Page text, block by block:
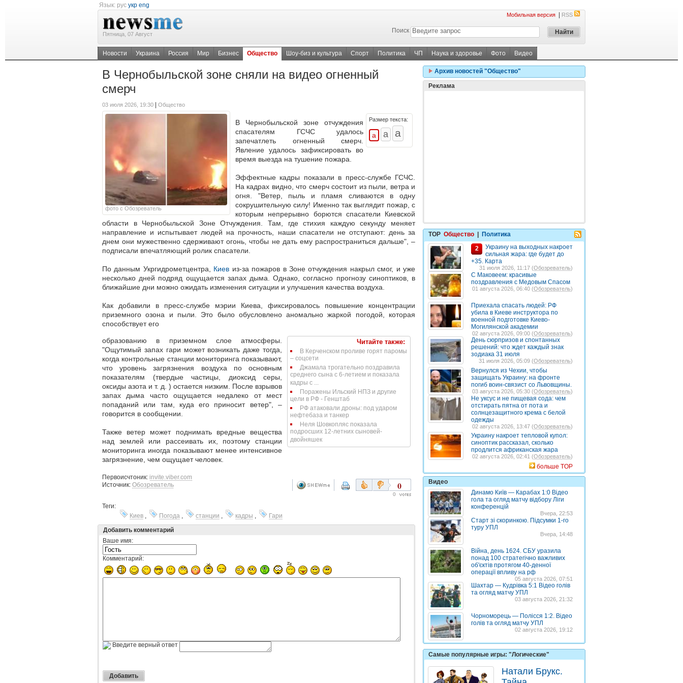
Язык: рус укр eng
Пятница, 07 Август
Мобильная версия RSS
Поиск
Новости Украина Россия Мир Бизнес Общество Шоу-биз и культура Спорт Политика ЧП Наука и здоровье Фото Видео
В Чернобыльской зоне сняли на видео огненный
смерч
03 июля 2026, 19:30 Общество
фото с Обозреватель
Размер текста:
В Чернобыльской зоне отчуждения
спасателям ГСЧС удалось
запечатлеть огненный смерч.
Явление удалось зафиксировать во
время выезда на тушение пожара.
Эффектные кадры показали в пресс-службе ГСЧС.
На кадрах видно, что смерч состоит из пыли, ветра и
огня. "Ветер, пыль и пламя сливаются в одну
сокрушительную силу! Именно так выглядит пожар, с
которым непрерывно борются спасатели Киевской
области в Чернобыльской Зоне Отчуждения. Там, где стихия каждую секунду меняет
направление и испытывает людей на прочность, наши спасатели не отступают: день за
днем они мужественно сдерживают огонь, чтобы не дать ему распространиться дальше", –
подписали впечатляющий ролик спасатели.
По данным Укргидрометцентра, Киев из-за пожаров в Зоне отчуждения накрыл смог, и уже
несколько дней подряд ощущается запах дыма. Однако, согласно прогнозу синоптиков, в
ближайшие дни можно ожидать изменения ситуации и улучшения качества воздуха.
Как добавили в пресс-службе мэрии Киева, фиксировалось повышение концентрации
приземного озона и пыли. Это было обусловлено аномальножаркой погодой, которая
способствует его
Читайте также:
В Керченском проливе горят паромы
– соцсети
Джамала трогательно поздравила
среднего сына с 6-летием и показала
кадры с ...
Поражены Ильский НПЗ и другие
цели в РФ - Генштаб
РФ атаковали дроны: под ударом
нефтебаза и танкер
Неля Шовкопляс показала
подросших 12-летних сыновей-
двойняшек
образованию в приземном слое атмосферы.
"Ощутимый запах гари может возникать даже тогда,
когда контрольные станции мониторинга показывают,
что уровень загрязнения воздуха по основным
показателям (твердые частицы, диоксид серы,
оксиды азота и т. д. ) остается низким. После взрывов
запах дыма часто ощущается недалеко от мест
попаданий или там, куда его приносит ветер", –
говорится в сообщении.
Также ветер может поднимать вредные вещества
над землей или рассеивать их, поэтомустанции
мониторинга иногда показывают менее интенсивное
загрязнение , чем ощущает человек.
Первоисчтоник: invite.viber.com
Источник: Обозреватель 0
0
Теги:
Киев , Погода , станции , кадры ,
Гари
Добавить комментарий
Ваше имя:
Комментарий:
Введите верный ответ
Архив новостей "Общество"
Реклама
TOP Общество
Политика
2
Украину на выходных накроет
сильная жара: где будет до
+35. Карта
31 июля 2026, 11:17 (Обозреватель)
С Маковеем: красивые
поздравления с Медовым Спасом
01 августа 2026, 06:40 (Обозреватель)
Приехала спасать людей: РФ
убила в Киеве инструктора по
военной подготовке Киево-
Могилянской академии
02 августа 2026, 09:00 (Обозреватель)
День сюрпризов и спонтанных
решений: что ждет каждый знак
зодиака 31 июля
31 июля 2026, 05:09 (Обозреватель)
Вернулся из Чехии, чтобы
защищать Украину: на фронте
погиб воин-связист со Львовщины.
03 августа 2026, 05:30 (Обозреватель)
Не уксус и не пищевая сода: чем
отстирать пятна от пота и
солнцезащитного крема с белой
одежды
02 августа 2026, 13:47 (Обозреватель)
Украину накроет тепловой купол:
синоптик рассказал, сколько
продлится африканская жара
02 августа 2026, 02:41 (Обозреватель)
больше TOP
Видео
Динамо Київ — Карабах 1:0 Відео
гола та огляд матчу відбору Ліги
конференцій
Вчера, 22:53
Старт зі скоринкою. Підсумки 1-го
туру УПЛ
Вчера, 14:48
Війна, день 1624. СБУ уразила
понад 100 стратегічно важливих
об'єктів протягом 40-денної
операції впливу на рф
05 августа 2026, 07:51
Шахтар — Кудрівка 5:1 Відео голів
та огляд матчу УПЛ
03 августа 2026, 21:32
Чорноморець — Полісся 1:2. Відео
голів та огляд матчу УПЛ
02 августа 2026, 19:12
Самые популярные игры: "Логические"
Натали Брукс.